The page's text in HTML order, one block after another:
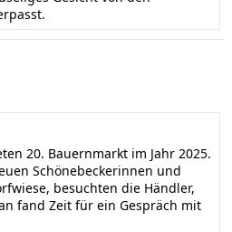
20. Bauernmarkt im Jahr 2025.
Schönebeckerinnen und
besuchten die Händler,
fand Zeit für ein Gespräch mit